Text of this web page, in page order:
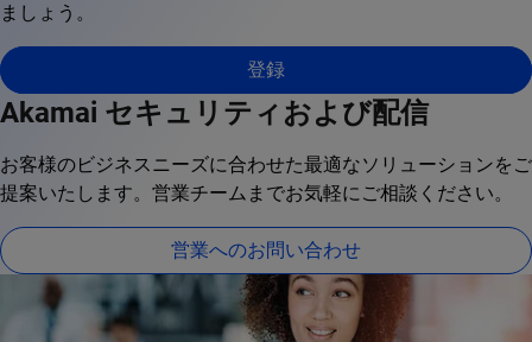
ましょう。
登録
Akamai セキュリティおよび配信
お客様のビジネスニーズに合わせた最適なソリューションをご
提案いたします。営業チームまでお気軽にご相談ください。
営業へのお問い合わせ